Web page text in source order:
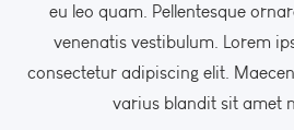
eu leo quam. Pellentesque
venenatis vestibulum. Lorem
consectetur adipiscing elit.
varius blandit sit amet